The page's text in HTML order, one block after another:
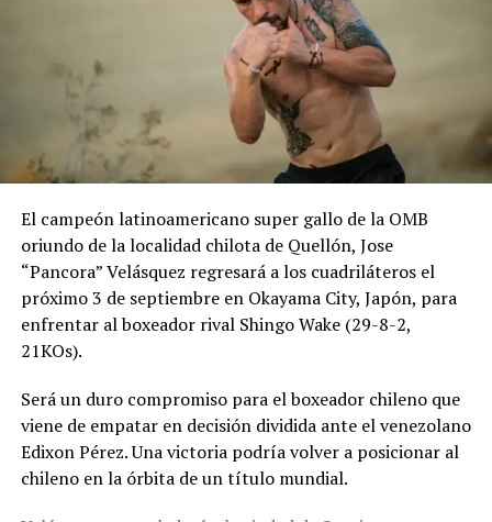
El campeón latinoamericano super gallo de la OMB
oriundo de la localidad chilota de Quellón, Jose
“Pancora” Velásquez regresará a los cuadriláteros el
próximo 3 de septiembre en Okayama City, Japón, para
enfrentar al boxeador rival Shingo Wake (29-8-2,
21KOs).
Será un duro compromiso para el boxeador chileno que
viene de empatar en decisión dividida ante el venezolano
Edixon Pérez. Una victoria podría volver a posicionar al
chileno en la órbita de un título mundial.